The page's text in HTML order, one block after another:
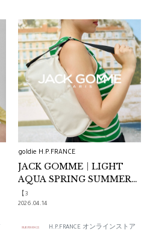
goldie H.P.FRANCE
JACK GOMME｜LIGHT
AQUA SPRING SUMMER
2026
【3
2026.04.14
H.P.FRANCE オンラインストア